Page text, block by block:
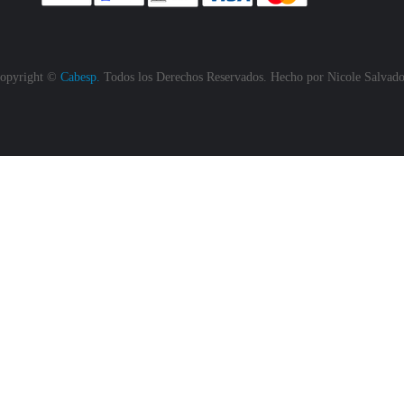
© Cabesp. Todos los Derechos Reservados. Hecho por Nicole